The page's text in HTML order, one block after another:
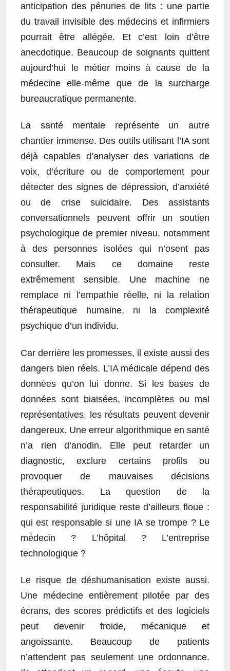
anticipation des pénuries de lits : une partie
du travail invisible des médecins et infirmiers
pourrait être allégée. Et c’est loin d’être
anecdotique. Beaucoup de soignants quittent
aujourd’hui le métier moins à cause de la
médecine elle-même que de la surcharge
bureaucratique permanente.
La santé mentale représente un autre
chantier immense. Des outils utilisant l’IA sont
déjà capables d’analyser des variations de
voix, d’écriture ou de comportement pour
détecter des signes de dépression, d’anxiété
ou de crise suicidaire. Des assistants
conversationnels peuvent offrir un soutien
psychologique de premier niveau, notamment
à des personnes isolées qui n’osent pas
consulter. Mais ce domaine reste
extrêmement sensible. Une machine ne
remplace ni l’empathie réelle, ni la relation
thérapeutique humaine, ni la complexité
psychique d’un individu.
Car derrière les promesses, il existe aussi des
dangers bien réels. L’IA médicale dépend des
données qu’on lui donne. Si les bases de
données sont biaisées, incomplètes ou mal
représentatives, les résultats peuvent devenir
dangereux. Une erreur algorithmique en santé
n’a rien d’anodin. Elle peut retarder un
diagnostic, exclure certains profils ou
provoquer de mauvaises décisions
thérapeutiques. La question de la
responsabilité juridique reste d’ailleurs floue :
qui est responsable si une IA se trompe ? Le
médecin ? L’hôpital ? L’entreprise
technologique ?
Le risque de déshumanisation existe aussi.
Une médecine entièrement pilotée par des
écrans, des scores prédictifs et des logiciels
peut devenir froide, mécanique et
angoissante. Beaucoup de patients
n’attendent pas seulement une ordonnance.